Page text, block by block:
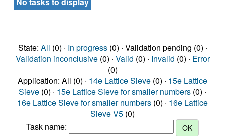
State: All (0) · In progress(0) · Validation pending (0) ·
Validation inconclusive(0) · Valid (0) · Invalid (0) · Error
(0)
Application: All (0) · 14e Lattice Sieve (0) · 15e Lattice
Sieve (0) · 15e Lattice Sieve for smaller numbers (0) ·
16e Lattice Sieve for smaller numbers (0) · 16e Lattice
Sieve V5 (0)
Task name: